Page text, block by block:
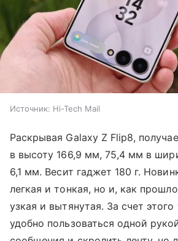
Источник: Hi-Tech Mail
Раскрывая Galaxy Z Flip8,
в высоту 166,9 мм, 75,4 мм в
6,1 мм. Весит гаджет 180 г.
легкая и тонкая, но и, как
узкая и вытянутая. За счет
удобно пользоваться одной